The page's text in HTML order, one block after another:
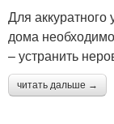
Для аккуратного
дома
– устранить
читать дальше →